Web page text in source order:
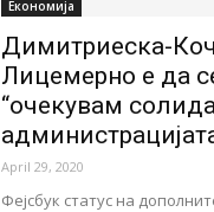
Економија
Димитриеска-
Лицемерно е да
“очекувам
April 29, 2020
Фејсбук статус на